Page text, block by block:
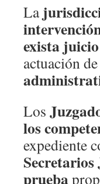
La
exista
actuación
Los
los
expediente
prueba